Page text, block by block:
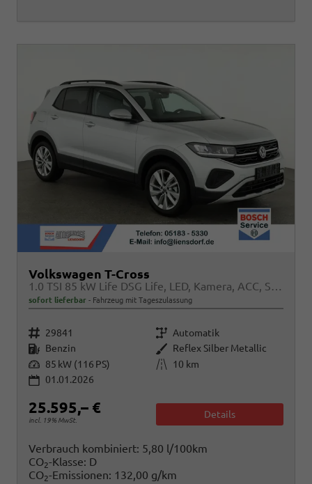
Volkswagen T-Cross
1.0 TSI 85 kW Life DSG Life, LED, Kamera, ACC, Side, Winter, 17-Zoll, 3-J. Garantie
sofort lieferbar Fahrzeug mit Tageszulassung
Fahrzeugnr. 29841 Getriebe Automatik
Kraftstoff Benzin Außenfarbe Reflex Silber Metallic
Leistung 85 kW (116 PS) Kilometerstand
10 km
01.01.2026
25.595,– €
incl. 19% MwSt.
Details
Verbrauch kombiniert: 5,80 l/100km
CO2-Klasse: D
CO2-Emissionen: 132,00 g/km